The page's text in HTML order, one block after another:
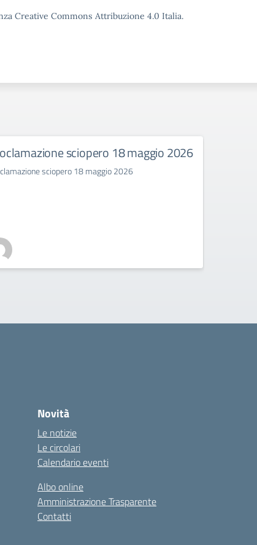
Creative Commons Attribuzione 4.0 Italia.
sciopero 18 maggio 2026
sciopero 18 maggio 2026
Novità
Le notizie
Le circolari
Calendario eventi
Albo online
Amministrazione Trasparente
Contatti